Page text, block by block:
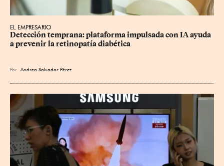
EL EMPRESARIO
Detección temprana: plataforma impulsada con IA ayuda
a prevenir la retinopatía diabética
Por Andrea Salvador Pérez